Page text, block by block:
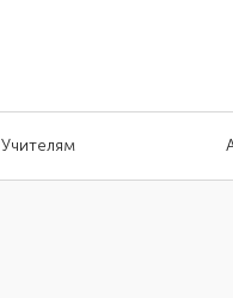
Учителям